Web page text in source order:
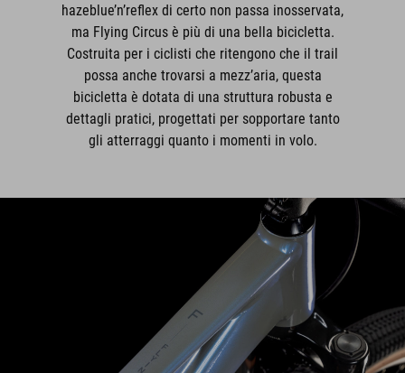
hazeblue’n’reflex di certo non passa inosservata,
ma Flying Circus è più di una bella bicicletta.
Costruita per i ciclisti che ritengono che il trail
possa anche trovarsi a mezz’aria, questa
bicicletta è dotata di una struttura robusta e
dettagli pratici, progettati per sopportare tanto
gli atterraggi quanto i momenti in volo.